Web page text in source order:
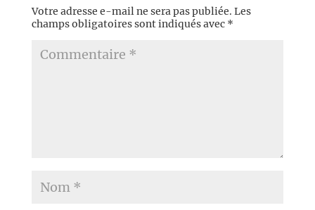
Votre adresse e-mail ne sera pas publiée. Les
champs obligatoires sont indiqués avec *